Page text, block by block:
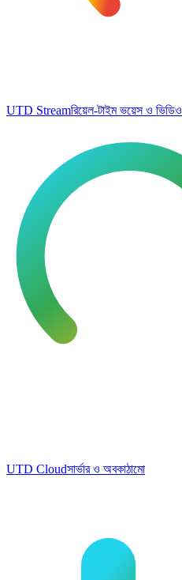
UTD Streamরিয়েল-টাইম ভয়েস ও ভিডিও
UTD Cloudসার্ভার ও অবকাঠামো